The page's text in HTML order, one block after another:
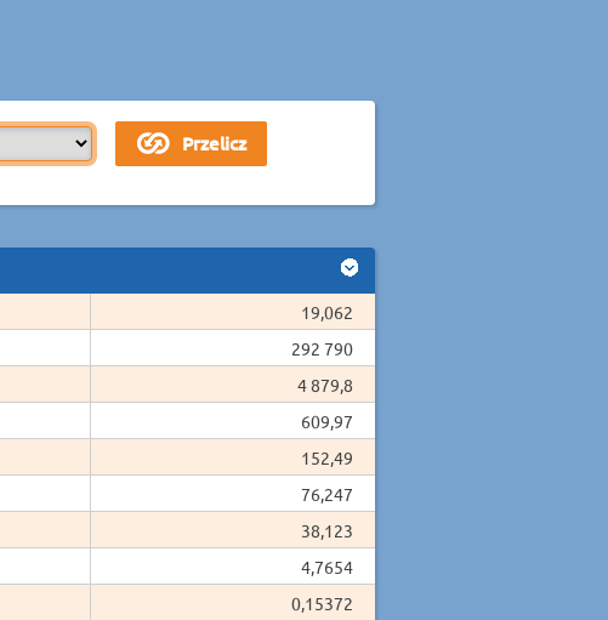
19,062
292 790
4 879,8
609,97
152,49
76,247
38,123
4,7654
0,15372